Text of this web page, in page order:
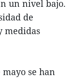
un nivel bajo.
de
medidas
se han